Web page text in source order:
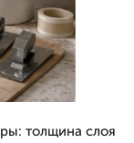
толщина слоя